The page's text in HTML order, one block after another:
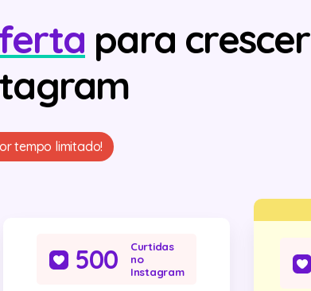
para crescer
tempo limitado!
500
Curtidas
no
Instagram